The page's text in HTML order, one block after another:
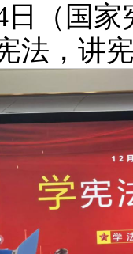
日（国
法，讲